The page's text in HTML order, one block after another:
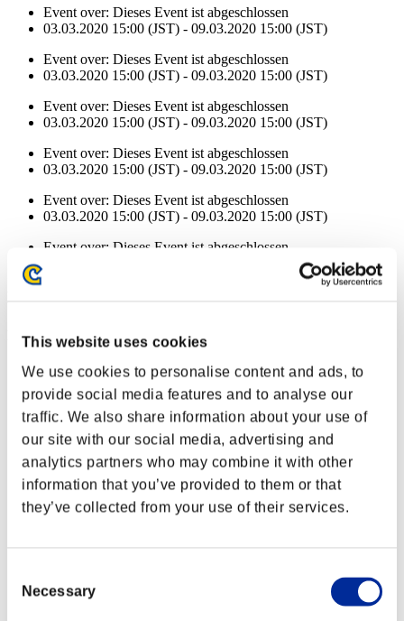
This website uses cookies
We use cookies to personalise content and ads, to
provide social media features and to analyse our
traffic. We also share information about your use of
our site with our social media, advertising and
analytics partners who may combine it with other
information that you’ve provided to them or that
they’ve collected from your use of their services.
Selection
Necessary
Event over: Dieses Event ist abgeschlossen
03.03.2020 15:00 (JST) - 09.03.2020 15:00 (JST)
Event over: Dieses Event ist abgeschlossen
03.03.2020 15:00 (JST) - 09.03.2020 15:00 (JST)
Event over: Dieses Event ist abgeschlossen
03.03.2020 15:00 (JST) - 09.03.2020 15:00 (JST)
Event over: Dieses Event ist abgeschlossen
03.03.2020 15:00 (JST) - 09.03.2020 15:00 (JST)
Event over: Dieses Event ist abgeschlossen
03.03.2020 15:00 (JST) - 09.03.2020 15:00 (JST)
Event over: Dieses Event ist abgeschlossen
03.03.2020 15:00 (JST) - 09.03.2020 15:00 (JST)
Event-Belohnungen
Nach Leistung
Charakter-Stufe: 40 oder weniger
Seelenfresser
Charakter-Stufe: 30 oder weniger
Aufgeladener Schuss A
Lv.4
Charakter-Stufe: 20 oder weniger